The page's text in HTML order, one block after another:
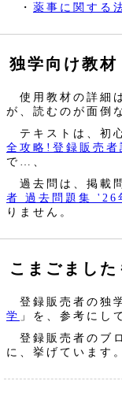
・ 薬事に関する
独学向け教材
使用教材の詳細
が、読むのが面倒
テキストは、初
全攻略!登録販売
で…、
過去問は、掲載
者 過去問題集
りません。
こまごました
登録販売者の独
学 」を、参考にし
登録販売者のブ
に、挙げています。